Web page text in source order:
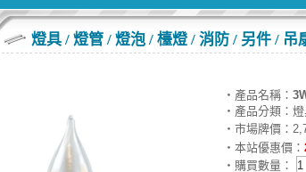
燈具 / 燈管 / 燈泡 / 檯燈 / 消防 / 另件 / 吊
‧產品名稱：
‧產品分類：
‧市場牌價：
‧本站優惠價：
‧購買數量：